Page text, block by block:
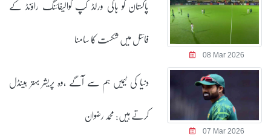
08 Mar 2026
پاکستان کو ہاکی ورلڈ کپ کوالیفائنگ راؤنڈ کے
فائنل میں شکست کا سامنا
07 Mar 2026
دنیا کی ٹیمیں ہم سے آگے ،وہ پریشر بہتر ہینڈل
کرتے ہیں: محمد رضوان